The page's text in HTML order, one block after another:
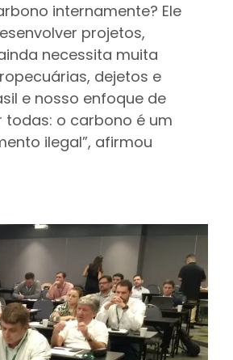
internamente? Ele
projetos,
necessita muita
dejetos e
e nosso enfoque de
todas: o carbono é um
ilegal”, afirmou